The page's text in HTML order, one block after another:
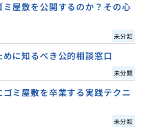
屋敷を公開するのか？その心
未分類
に知るべき公的相談窓口
未分類
ミ屋敷を卒業する実践テクニ
未分類